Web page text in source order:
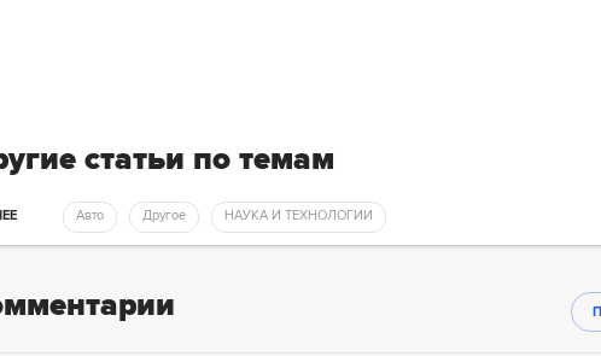
статьи по темам
Авто Другое НАУКА И ТЕХНОЛОГИИ